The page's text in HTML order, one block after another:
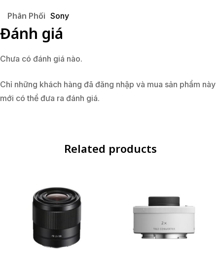
Phân Phối Sony
Đánh giá
Chưa có đánh giá nào.
Chỉ những khách hàng đã đăng nhập và mua sản phẩm này
mới có thể đưa ra đánh giá.
Related products